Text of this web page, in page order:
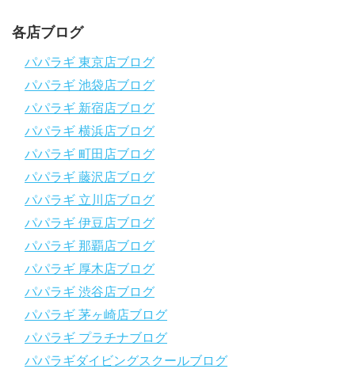
～～～～～～～～～～～～～～～～～～～～～～～～～～～～
1986年創業！国内最大規模のスキューバダイビングスクール。
センス認定実績。
～～～～～～～～～～～～～～～～～～～～～～～～～～～～
【スマホで見れるWebマニュアル！】
パパラギ公式LINEにご登録の上、メニューから「動画資料」を
タップ！
↓↓↓↓↓↓こちら
https://www.papalagi.co.jp/lp/line_registration/.
＿＿＿＿＿＿＿＿＿＿＿＿＿＿＿＿＿＿＿＿＿＿＿＿＿＿＿＿
https://www.papalagi.co.jp/lp/line_registration/.
YouTubeで言えない話をこっそり配信
◆ライセンス取得の前に知っておきたい情報満載の動画はコチラ
https://youtu.be/UBiZ64WlU7c?si=I5rkY-mkfTCxZVn7
◆ライセンス取得コースについて知りたい方はコチラ
各店ブログ
パパラギ 東京店ブログ
パパラギ 池袋店ブログ
パパラギ 新宿店ブログ
パパラギ 横浜店ブログ
パパラギ 町田店ブログ
パパラギ 藤沢店ブログ
パパラギ 立川店ブログ
パパラギ 伊豆店ブログ
パパラギ 那覇店ブログ
パパラギ 厚木店ブログ
パパラギ 渋谷店ブログ
パパラギ 茅ヶ崎店ブログ
パパラギ プラチナブログ
パパラギダイビングスクールブログ